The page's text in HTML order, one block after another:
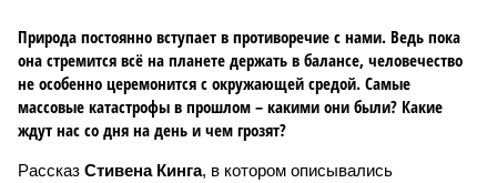
Природа постоянно вступает в противоречие с нами. Ведь пока
она стремится всё на планете держать в балансе, человечество
не особенно церемонится с окружающей средой. Самые
массовые катастрофы в прошлом – какими они были? Какие
ждут нас со дня на день и чем грозят?
Рассказ Стивена Кинга, в котором описывались